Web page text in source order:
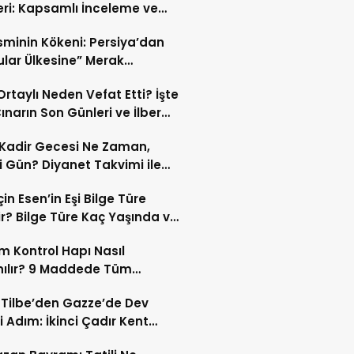
Kapsamlı İnceleme ve
Kökeni: Persiya’dan
Ülkesine” Merak
Neden Vefat Etti? İşte
Son Günleri ve İlber
Gecesi Ne Zaman,
Gün? Diyanet Takvimi ile
Esen’in Eşi Bilge Türe
Bilge Türe Kaç Yaşında ve
Kontrol Hapı Nasıl
9 Maddede Tüm
Tilbe’den Gazze’de Dev
Adım: İkinci Çadır Kent